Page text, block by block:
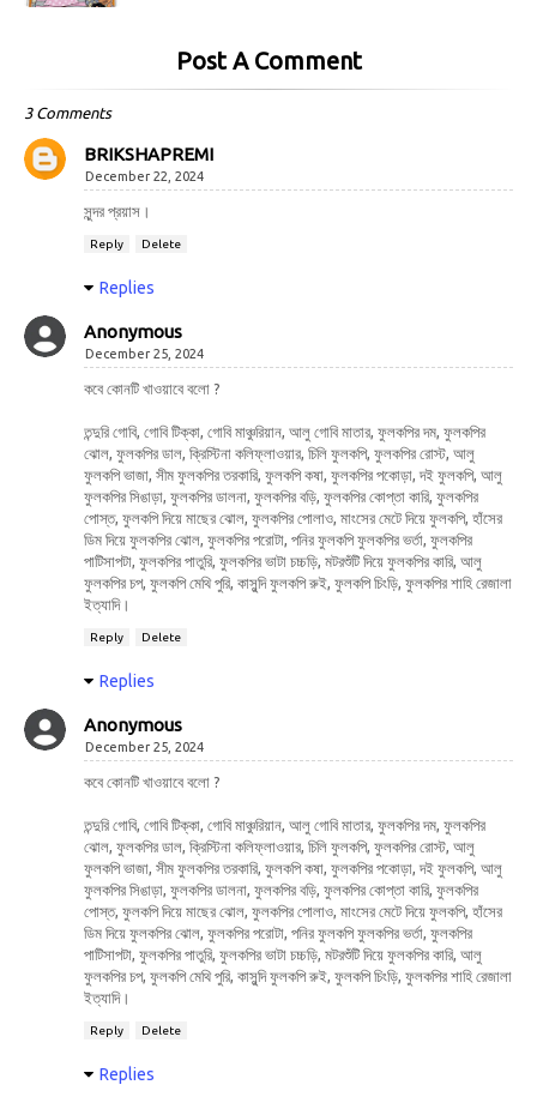
Post A Comment
3 Comments
BRIKSHAPREMI
December 22, 2024
সুন্দর প্রয়াস।
Reply Delete
Replies
Anonymous
December 25, 2024
কবে কোনটি খাওয়াবে বলো ?
তন্দুরি গোবি, গোবি টিক্কা, গোবি মাঞ্চুরিয়ান, আলু গোবি মাতার, ফুলকপির দম, ফুলকপির
ঝোল, ফুলকপির ডাল, ক্রিস্টিনা কলিফ্লাওয়ার, চিলি ফুলকপি, ফুলকপির রোস্ট, আলু
ফুলকপি ভাজা, সীম ফুলকপির তরকারি, ফুলকপি কষা, ফুলকপির পকোড়া, দই ফুলকপি, আলু
ফুলকপির সিঙাড়া, ফুলকপির ডালনা, ফুলকপির বড়ি, ফুলকপির কোপ্তা কারি, ফুলকপির
পোস্ত, ফুলকপি দিয়ে মাছের ঝোল, ফুলকপির পোলাও, মাংসের মেটে দিয়ে ফুলকপি, হাঁসের
ডিম দিয়ে ফুলকপির ঝোল, ফুলকপির পরোটা, পনির ফুলকপি ফুলকপির ভর্তা, ফুলকপির
পাটিসাপটা, ফুলকপির পাতুরি, ফুলকপির ভাটা চচ্চড়ি, মটরশুঁটি দিয়ে ফুলকপির কারি, আলু
ফুলকপির চপ, ফুলকপি মেথি পুরি, কাসুন্দি ফুলকপি রুই, ফুলকপি চিংড়ি, ফুলকপির শাহি রেজালা
ইত্যাদি।
Reply Delete
Replies
Anonymous
December 25, 2024
কবে কোনটি খাওয়াবে বলো ?
তন্দুরি গোবি, গোবি টিক্কা, গোবি মাঞ্চুরিয়ান, আলু গোবি মাতার, ফুলকপির দম, ফুলকপির
ঝোল, ফুলকপির ডাল, ক্রিস্টিনা কলিফ্লাওয়ার, চিলি ফুলকপি, ফুলকপির রোস্ট, আলু
ফুলকপি ভাজা, সীম ফুলকপির তরকারি, ফুলকপি কষা, ফুলকপির পকোড়া, দই ফুলকপি, আলু
ফুলকপির সিঙাড়া, ফুলকপির ডালনা, ফুলকপির বড়ি, ফুলকপির কোপ্তা কারি, ফুলকপির
পোস্ত, ফুলকপি দিয়ে মাছের ঝোল, ফুলকপির পোলাও, মাংসের মেটে দিয়ে ফুলকপি, হাঁসের
ডিম দিয়ে ফুলকপির ঝোল, ফুলকপির পরোটা, পনির ফুলকপি ফুলকপির ভর্তা, ফুলকপির
পাটিসাপটা, ফুলকপির পাতুরি, ফুলকপির ভাটা চচ্চড়ি, মটরশুঁটি দিয়ে ফুলকপির কারি, আলু
ফুলকপির চপ, ফুলকপি মেথি পুরি, কাসুন্দি ফুলকপি রুই, ফুলকপি চিংড়ি, ফুলকপির শাহি রেজালা
ইত্যাদি।
Reply Delete
Replies